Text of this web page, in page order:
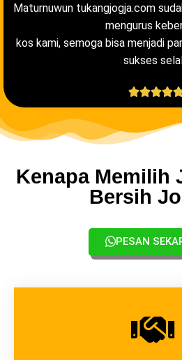
Maturnuwun tukangjogja.com
mengurus
kos kami, semoga bisa menjadi
sukses

Kenapa Memilih
Bersih
PESAN